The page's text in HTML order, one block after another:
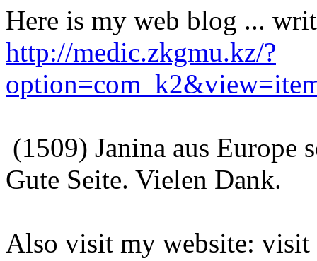
Here is my web blog ...
http://medic.zkgmu.kz/?
(1509) Janina aus
Gute Seite. Vielen Dank.
Also visit my website: visit